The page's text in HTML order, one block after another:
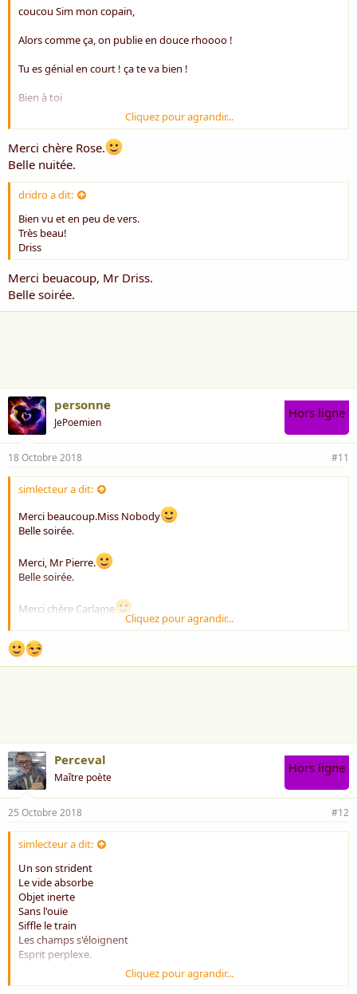
coucou Sim mon copain,
Alors comme ça, on publie en douce rhoooo !
Tu es génial en court ! ça te va bien !
Bien à toi
Rose *** qui a voté, je crois LOL
Cliquez pour agrandir...
Merci chère Rose.
Belle nuitée.
dridro a dit:
Bien vu et en peu de vers.
Très beau!
Driss
Merci beuacoup, Mr Driss.
Belle soirée.
personne
JePoemien
Hors ligne
18 Octobre 2018 #11
simlecteur a dit:
Merci beaucoup.Miss Nobody
Belle soirée.
Merci, Mr Pierre.
Belle soirée.
Merci chère Carlame
Merci chère Rose.
Belle nuitée.
Cliquez pour agrandir...
Perceval
Maître poète
Hors ligne
25 Octobre 2018 #12
simlecteur a dit:
Un son strident
Le vide absorbe
Objet inerte
Sans l'ouïe
Siffle le train
Les champs s'éloignent
Esprit perplexe.
simlecteur 26/11/2017.
Cliquez pour agrandir...